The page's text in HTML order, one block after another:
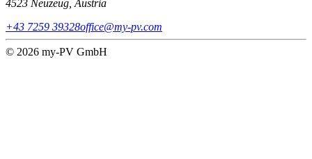
4523 Neuzeug, Austria
+43 7259 39328office@my-pv.com
© 2026 my-PV GmbH